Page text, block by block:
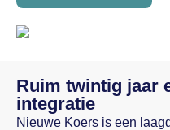
Ruim twintig jaar
integratie
Nieuwe Koers is een